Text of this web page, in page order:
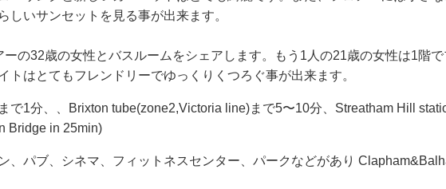
いサンセットを見る事が出来ます。
の32歳の女性とバスルームをシェアします。もう1人の21歳の女性は1階
トはとてもフレンドリーでゆっくりくつろぐ事が出来ます。
で1分、、Brixton tube(zone2,Victoria line)まで5〜10分、Streatham Hill
Bridge in 25min)
、パブ、シネマ、フィットネスセンター、パークなどがあり